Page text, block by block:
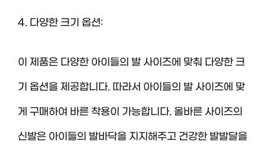
4. 다양한 크기 옵션:
이 제품은 다양한 아이들의 발 사이즈에 맞춰 다양한 크
기 옵션을 제공합니다. 따라서 아이들의 발 사이즈에 맞
게 구매하여 바른 착용이 가능합니다. 올바른 사이즈의
신발은 아이들의 발바닥을 지지해주고 건강한 발발달을